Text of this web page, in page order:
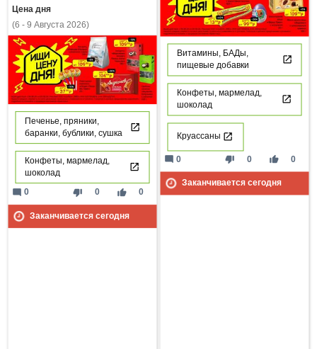
Витамины, БАДы,
пищевые добавки
Конфеты, мармелад,
шоколад
Круассаны
thumb_down 0 thumb_up 0
mode_comment 0
Заканчивается сегодня
Цена дня
(6 - 9 Августа 2026)
Печенье, пряники,
баранки, бублики, сушка
Конфеты, мармелад,
шоколад
thumb_down 0 thumb_up 0
mode_comment 0
Заканчивается сегодня